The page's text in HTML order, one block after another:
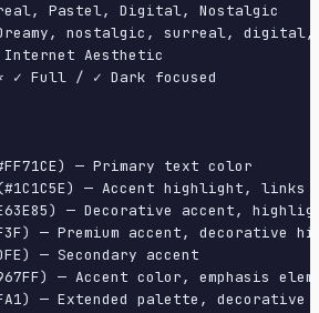
Pastel, Digital, Nostalgic
nostalgic, surreal,
Aesthetic
✓ Full / ✓ Dark focused
— Primary text color
— Accent highlight, links
— Decorative accent,
— Premium accent, decorative
— Secondary accent
— Accent color, emphasis
— Extended palette, decorative